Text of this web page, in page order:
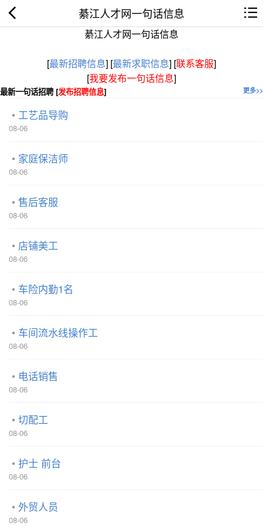
綦江人才网一句话信息
綦江人才网一句话信息
[最新招聘信息] [最新求职信息] [联系客服]
[我要发布一句话信息]
更多>>
最新一句话招聘 [发布招聘信息]
工艺品导购
08-06
家庭保洁师
08-06
售后客服
08-06
店铺美工
08-06
车险内勤1名
08-06
车间流水线操作工
08-06
电话销售
08-06
切配工
08-06
护士 前台
08-06
外贸人员
08-06